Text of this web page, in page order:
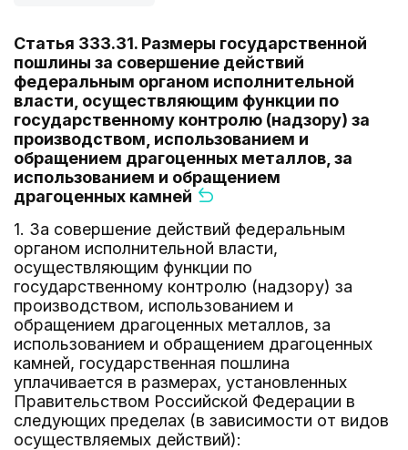
Статья 333.31. Размеры государственной
пошлины за совершение действий
федеральным органом исполнительной
власти, осуществляющим функции по
государственному контролю (надзору) за
производством, использованием и
обращением драгоценных металлов, за
использованием и обращением
драгоценных камней
1. За совершение действий федеральным
органом исполнительной власти,
осуществляющим функции по
государственному контролю (надзору) за
производством, использованием и
обращением драгоценных металлов, за
использованием и обращением драгоценных
камней, государственная пошлина
уплачивается в размерах, установленных
Правительством Российской Федерации в
следующих пределах (в зависимости от видов
осуществляемых действий):